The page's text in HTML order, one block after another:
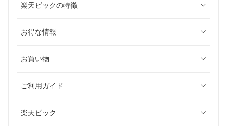
楽天ビックの特徴
お得な情報
お買い物
ご利用ガイド
楽天ビック